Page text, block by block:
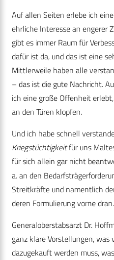
Auf allen Seiten erlebe ich
ehrliche Interesse an engerer
gibt es immer Raum für
dafür ist da, und das ist eine
Mittlerweile haben alle
– das ist die gute Nachricht.
ich eine große Offenheit
an den Türen klopfen.
Und ich habe schnell
Kriegstüchtigkeitfür uns
für sich allein gar nicht
a. an den
Streitkräfte und namentlich
deren Formulierung vorne dran.
Generaloberstabsarzt Dr.
ganz klare Vorstellungen,
dazugekauft werden muss,